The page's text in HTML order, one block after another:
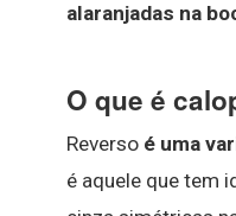
alaranjadas na
O que é
Reverso é uma
é aquele que tem